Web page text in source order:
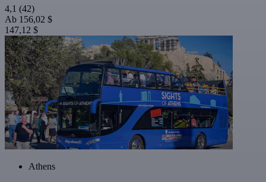
4,1 (42)
Ab 156,02 $
147,12 $
Athens